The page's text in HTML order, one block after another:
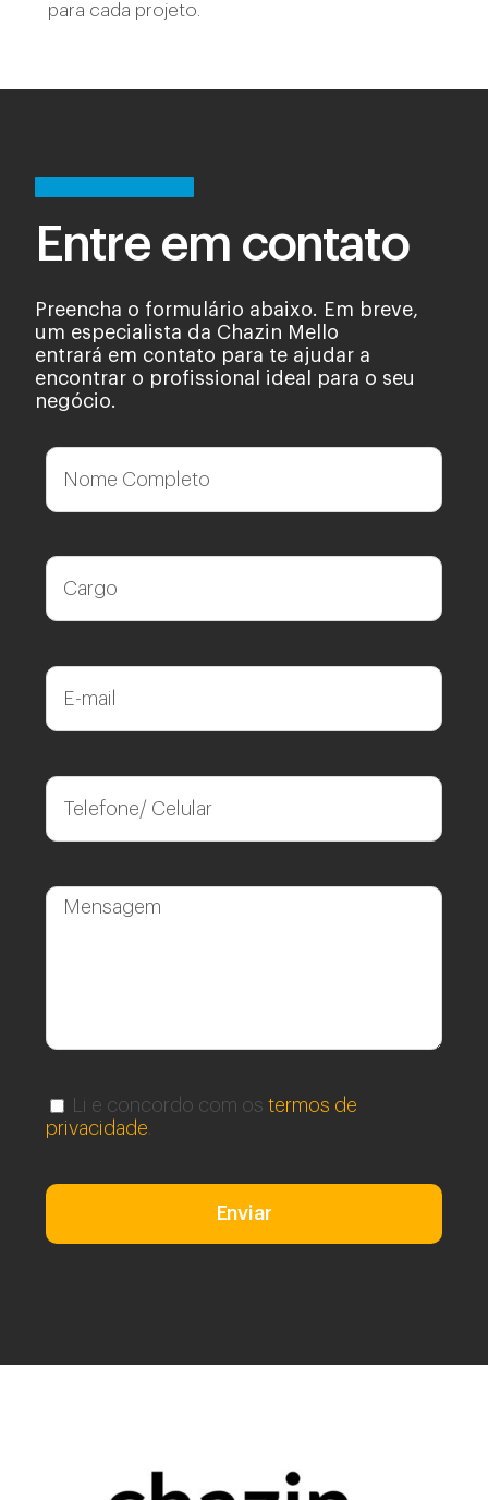
para cada projeto.
Entre em contato
Preencha o formulário abaixo. Em breve,
um especialista da Chazin Mello
entrará em contato para te ajudar a
encontrar o profissional ideal para o seu
negócio.
Li e concordo com ostermos de
privacidade